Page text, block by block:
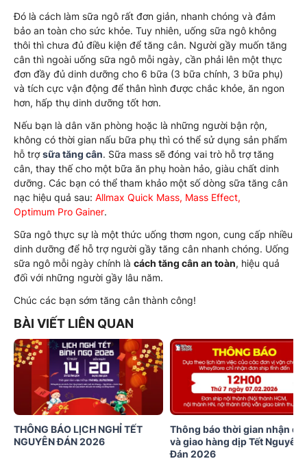
Đó là cách làm sữa ngô rất đơn giản, nhanh chóng và đảm
bảo an toàn cho sức khỏe. Tuy nhiên, uống sữa ngô không
thôi thì chưa đủ điều kiện để tăng cân. Người gầy muốn tăng
cân thì ngoài uống sữa ngô mỗi ngày, cần phải lên một thực
đơn đầy đủ dinh dưỡng cho 6 bữa (3 bữa chính, 3 bữa phụ)
và tích cực vận động để thân hình được chắc khỏe, ăn ngon
hơn, hấp thụ dinh dưỡng tốt hơn.
Nếu bạn là dân văn phòng hoặc là những người bận rộn,
không có thời gian nấu bữa phụ thì có thể sử dụng sản phẩm
hỗ trợsữa tăng cân. Sữa mass sẽ đóng vai trò hỗ trợ tăng
cân, thay thế cho một bữa ăn phụ hoàn hảo, giàu chất dinh
dưỡng. Các bạn có thể tham khảo một số dòng sữa tăng cân
nạc hiệu quả sau: Allmax Quick Mass, Mass Effect,
Optimum Pro Gainer.
Sữa ngô thực sự là một thức uống thơm ngon, cung cấp nhiều
dinh dưỡng để hỗ trợ người gầy tăng cân nhanh chóng. Uống
sữa ngô mỗi ngày chính là cách tăng cân an toàn, hiệu quả
đối với những người gầy lâu năm.
Chúc các bạn sớm tăng cân thành công!
BÀI VIẾT LIÊN QUAN
THÔNG BÁO LỊCH NGHỈ TẾT
NGUYÊN ĐÁN 2026
Thông báo thời gian nhận
và giao hàng dịp Tết Nguyên
Đán 2026